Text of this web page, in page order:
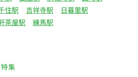
住駅 吉祥寺駅
日暮里駅
茶屋駅 練馬駅
特集